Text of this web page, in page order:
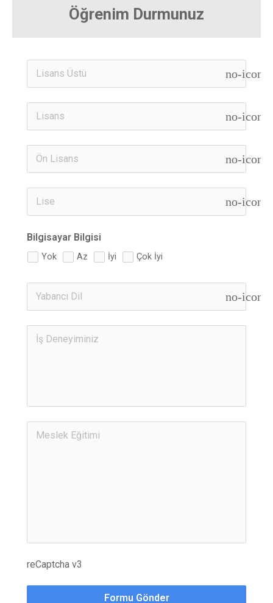
Öğrenim Durmunuz
no-icon
no-icon
no-icon
no-icon
Bilgisayar Bilgisi
Yok Az İyi Çok İyi
no-icon
reCaptcha v3
Formu Gönder